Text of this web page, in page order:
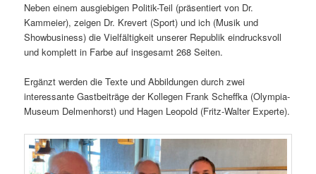
Neben einem ausgiebigen Politik-Teil (präsentiert von Dr.
Kammeier), zeigen Dr. Krevert (Sport) und ich (Musik und
Showbusiness) die Vielfältigkeit unserer Republik eindrucksvoll
und komplett in Farbe auf insgesamt 268 Seiten.
Ergänzt werden die Texte und Abbildungen durch zwei
interessante Gastbeiträge der Kollegen Frank Scheffka (Olympia-
Museum Delmenhorst) und Hagen Leopold (Fritz-Walter Experte).